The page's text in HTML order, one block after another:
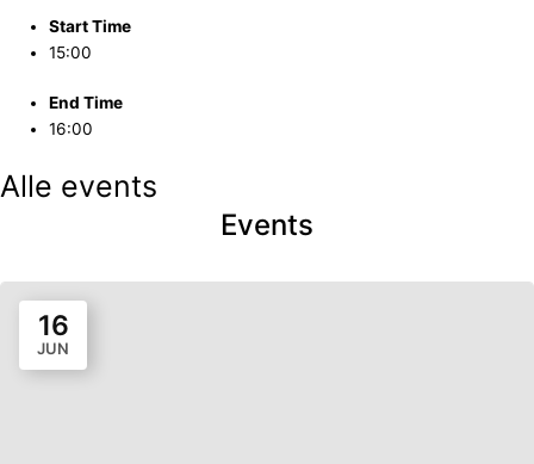
Start Time
15:00
End Time
16:00
Alle events
Events
16
JUN